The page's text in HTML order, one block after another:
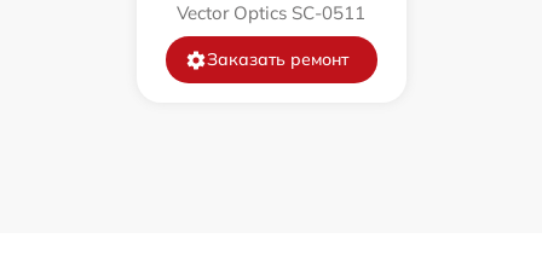
от 60 мин
Vector Optics SC-0511
Заказать ремонт